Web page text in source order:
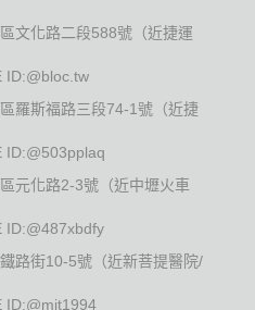
文化路二段588號（近捷運
ID:@bloc.tw
羅斯福路三段74-1號（近捷
ID:@503pplaq
元化路2-3號（近中壢火車
ID:@487xbdfy
路街10-5號（近新菩提醫院/
ID:@mit1994